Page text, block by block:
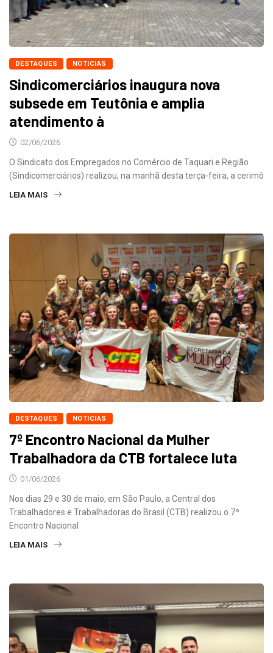
DESTAQUES NOTICIAS
Sindicomerciários inaugura nova
subsede em Teutônia e amplia
atendimento à
02/06/2026
O Sindicato dos Empregados no Comércio de Taquari e Região
(Sindicomerciários) realizou, na manhã desta terça-feira, a cerimô
LEIA MAIS
DESTAQUES NOTICIAS
7º Encontro Nacional da Mulher
Trabalhadora da CTB fortalece luta
01/06/2026
Nos dias 29 e 30 de maio, em São Paulo, a Central dos
Trabalhadores e Trabalhadoras do Brasil (CTB) realizou o 7º
Encontro Nacional
LEIA MAIS